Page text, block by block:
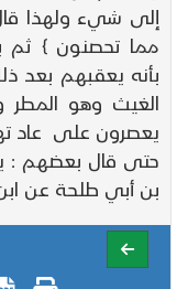
إلى شيء ولهذا
مما تحصنون } ثم
بأنه يعقبهم بعد
الغيث وهو المطر
يعصرون على
حتى قال بعضهم :
بن أبي طلحة عن